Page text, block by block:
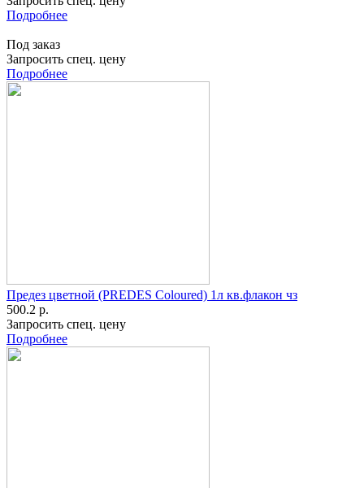
Подробнее
Под заказ
Запросить спец. цену
Подробнее
Предез цветной (PREDES Coloured) 1л кв.флакон чз
500.2 р.
Запросить спец. цену
Подробнее